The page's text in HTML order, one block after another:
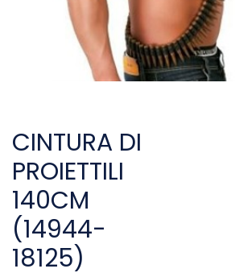
CINTURA DI
PROIETTILI
140CM
(14944-
18125)